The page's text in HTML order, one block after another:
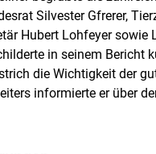
Silvester Gfrerer,
Hubert Lohfeyer sowie
in seinem Bericht
die Wichtigkeit der
informierte er über